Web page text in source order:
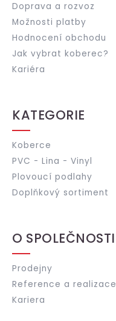
Doprava a rozvoz
Možnosti platby
Hodnocení obchodu
Jak vybrat koberec?
Kariéra
KATEGORIE
Koberce
PVC - Lina - Vinyl
Plovoucí podlahy
Doplňkový sortiment
O SPOLEČNOSTI
Prodejny
Reference a realizace
Kariera